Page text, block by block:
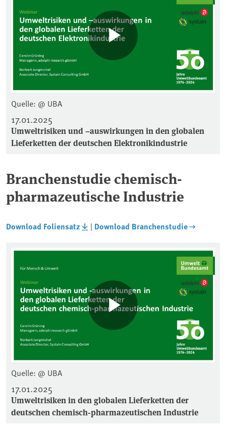
Quelle: @ UBA
17.01.2025
Umweltrisiken und –auswirkungen in den globalen
Lieferketten der deutschen Elektronikindustrie
Branchenstudie chemisch-
pharmazeutische Industrie
Download Foliensatz | Download Branchenstudie
Quelle: @ UBA
17.01.2025
Umweltrisiken in den globalen Lieferketten der
deutschen chemisch-pharmazeutischen Industrie